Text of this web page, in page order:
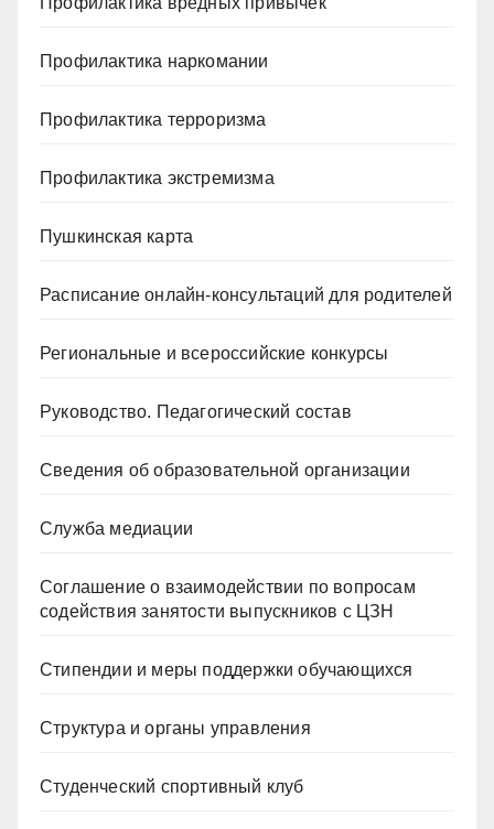
Профилактика наркомании
Профилактика терроризма
Профилактика экстремизма
Пушкинская карта
Расписание онлайн-консультаций для родителей
Региональные и всероссийские конкурсы
Руководство. Педагогический состав
Сведения об образовательной организации
Служба медиации
Соглашение о взаимодействии по вопросам
содействия занятости выпускников с ЦЗН
Стипендии и меры поддержки обучающихся
Структура и органы управления
Студенческий спортивный клуб